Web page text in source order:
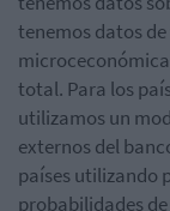
tenemos datos
total. Para los
utilizamos un
externos del
países utilizando
probabilidades